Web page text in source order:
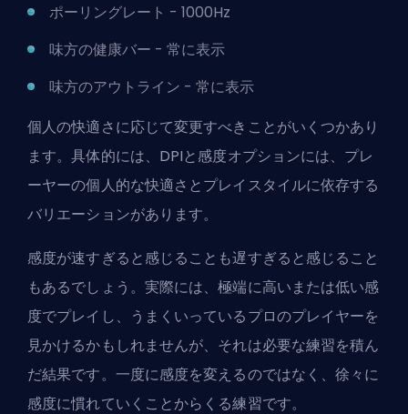
ポーリングレート - 1000Hz
味方の健康バー - 常に表示
味方のアウトライン - 常に表示
個人の快適さに応じて変更すべきことがいくつかあり
ます。具体的には、DPIと感度オプションには、プレ
ーヤーの個人的な快適さとプレイスタイルに依存する
バリエーションがあります。
感度が速すぎると感じることも遅すぎると感じること
もあるでしょう。実際には、極端に高いまたは低い感
度でプレイし、うまくいっているプロのプレイヤーを
見かけるかもしれませんが、それは必要な練習を積ん
だ結果です。一度に感度を変えるのではなく、徐々に
感度に慣れていくことからくる練習です。